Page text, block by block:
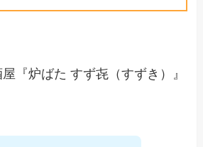
『炉ばた すず㐂（すずき）』